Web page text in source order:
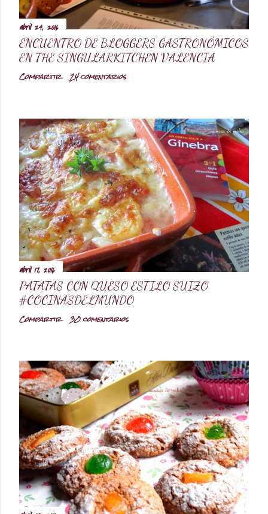
abril 24, 2016
ENCUENTRO DE BLOGGERS GASTRONÓMICOS
EN THE SINGULARKITCHEN VALENCIA
Compartir 24 comentarios
abril 17, 2016
PATATAS CON QUESO ESTILO SUIZO
#COCINASDELMUNDO
Compartir 30 comentarios